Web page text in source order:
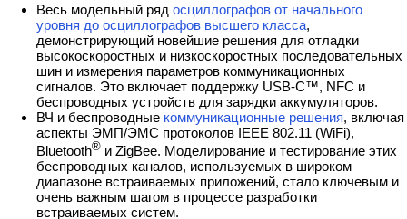
Весь модельный ряд осциллографов от начального
уровня до осциллографов высшего класса,
демонстрирующий новейшие решения для отладки
высокоскоростных и низкоскоростных последовательных
шин и измерения параметров коммуникационных
сигналов. Это включает поддержку USB-C™, NFC и
беспроводных устройств для зарядки аккумуляторов.
ВЧ и беспроводные коммуникационные решения, включая
аспекты ЭМП/ЭМС протоколов IEEE 802.11 (WiFi),
Bluetooth® и ZigBee. Моделирование и тестирование этих
беспроводных каналов, используемых в широком
диапазоне встраиваемых приложений, стало ключевым и
очень важным шагом в процессе разработки
встраиваемых систем.